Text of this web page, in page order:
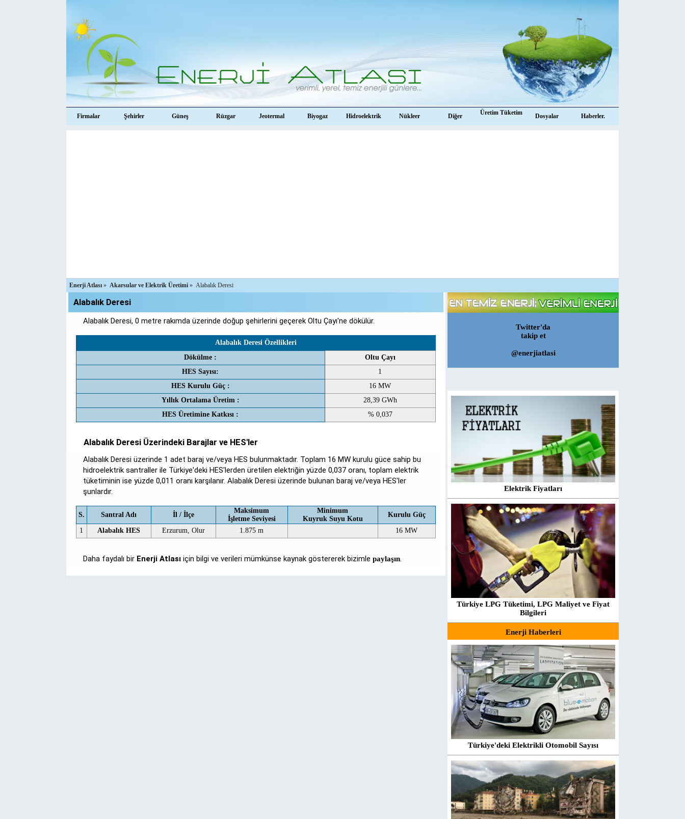
Firmalar Şehirler Güneş Rüzgar Jeotermal Biyogaz Hidroelektrik Nükleer Diğer Üretim Tüketim Dosyalar Haberler.
Enerji Atlası » Akarsular ve Elektrik Üretimi » Alabalık Deresi
Alabalık Deresi
Alabalık Deresi, 0 metre rakımda üzerinde doğup şehirlerini geçerek Oltu Çayı'ne dökülür.
Alabalık Deresi Özellikleri
Dökülme :
Oltu Çayı
HES Sayısı:
1
HES Kurulu Güç :
16 MW
Yıllık Ortalama Üretim :
28,39 GWh
HES Üretimine Katkısı :
% 0,037
Alabalık Deresi Üzerindeki Barajlar ve HES'ler
Alabalık Deresi üzerinde 1 adet baraj ve/veya HES bulunmaktadır. Toplam 16 MW kurulu güce sahip bu
hidroelektrik santraller ile Türkiye'deki HES'lerden üretilen elektriğin yüzde 0,037 oranı, toplam elektrik
tüketiminin ise yüzde 0,011 oranı karşılanır. Alabalık Deresi üzerinde bulunan baraj ve/veya HES'ler
şunlardır.
S. Santral Adı İl / İlçe
Maksimum
İşletme Seviyesi
Minimum
Kuyruk Suyu Kotu
Kurulu Güç
1 Alabalık HES Erzurum, Olur 1.875 m 16 MW
Daha faydalı bir Enerji Atlası için bilgi ve verileri mümkünse kaynak göstererek bizimlepaylaşın.
Twitter'da
takip et
@enerjiatlasi
Elektrik Fiyatları
Türkiye LPG Tüketimi, LPG Maliyet ve Fiyat
Bilgileri
Enerji Haberleri
Türkiye'deki Elektrikli Otomobil Sayısı